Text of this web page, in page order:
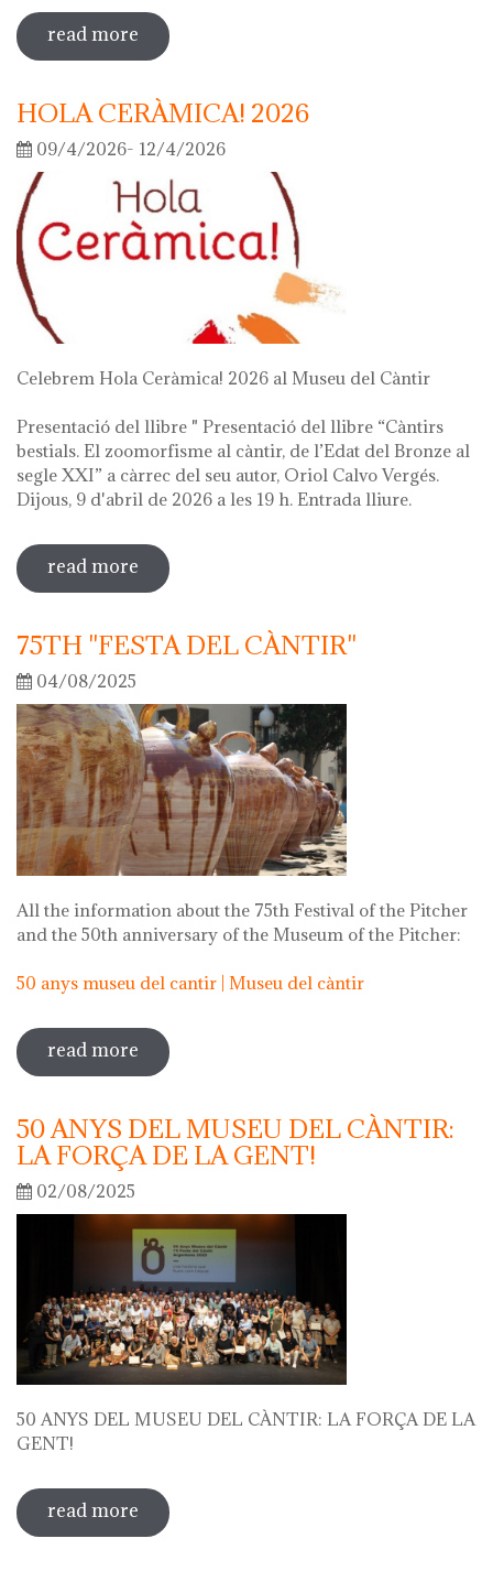
read more sobre night of the museums 2026
HOLA CERÀMICA! 2026
09/4/2026- 12/4/2026
Celebrem Hola Ceràmica! 2026 al Museu del Càntir
Presentació del llibre " Presentació del llibre “Càntirs
bestials. El zoomorfisme al càntir, de l’Edat del Bronze al
segle XXI” a càrrec del seu autor, Oriol Calvo Vergés.
Dijous, 9 d'abril de 2026 a les 19 h. Entrada lliure.
read more sobre hola ceràmica! 2026
75TH "FESTA DEL CÀNTIR"
04/08/2025
All the information about the 75th Festival of the Pitcher
and the 50th anniversary of the Museum of the Pitcher:
50 anys museu del cantir | Museu del càntir
read more sobre 75th "festa del càntir"
50 ANYS DEL MUSEU DEL CÀNTIR:
LA FORÇA DE LA GENT!
02/08/2025
50 ANYS DEL MUSEU DEL CÀNTIR: LA FORÇA DE LA
GENT!
read more sobre 50 anys del museu del càntir: la
força de la gent!